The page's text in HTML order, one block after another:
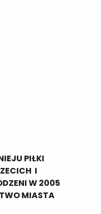
PIŁKI
I
W 2005
MIASTA